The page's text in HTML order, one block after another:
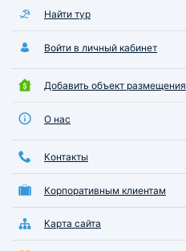
Найти тур
Войти в личный кабинет
Добавить объект размещения
О нас
Контакты
Корпоративным клиентам
Карта сайта